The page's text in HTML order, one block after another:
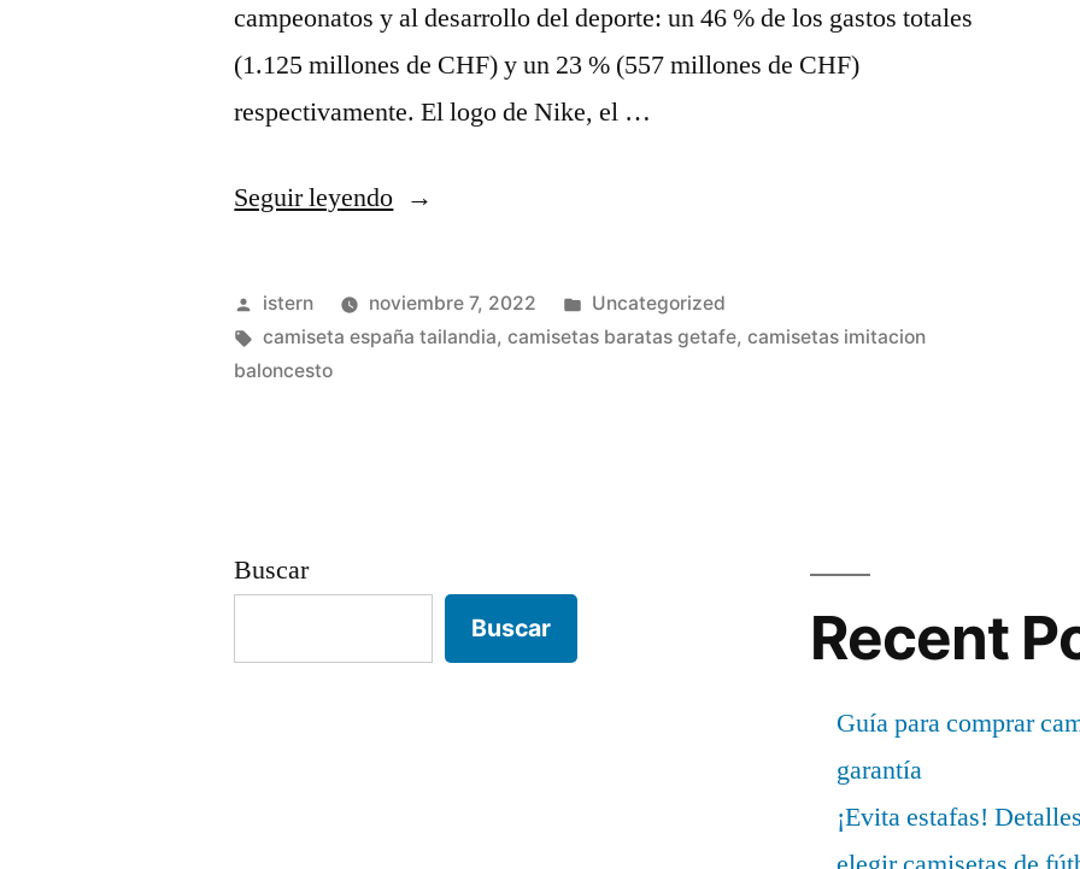
campeonatos y al desarrollo del deporte: un 46 % de los gastos totales
(1.125 millones de CHF) y un 23 % (557 millones de CHF)
respectivamente. El logo de Nike, el …
Seguir leyendo«comprar
oliver
y
Publicado
por
istern noviembre 7, 2022
Publicado
en
Uncategorized
Etiquetas:
camiseta españa tailandia,camisetas baratas getafe,camisetas imitacion
baloncesto
Buscar
Buscar Recent
Guía para comprar
garantía
¡Evita estafas!